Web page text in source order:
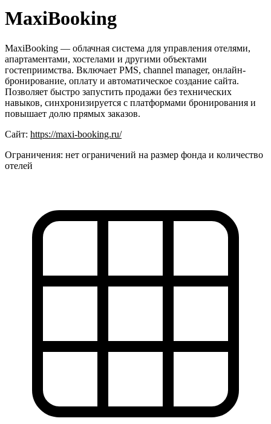
MaxiBooking
MaxiBooking — облачная система для управления отелями,
апартаментами, хостелами и другими объектами
гостеприимства. Включает PMS, channel manager, онлайн-
бронирование, оплату и автоматическое создание сайта.
Позволяет быстро запустить продажи без технических
навыков, синхронизируется с платформами бронирования и
повышает долю прямых заказов.
Сайт: https://maxi-booking.ru/
Ограничения: нет ограничений на размер фонда и количество
отелей